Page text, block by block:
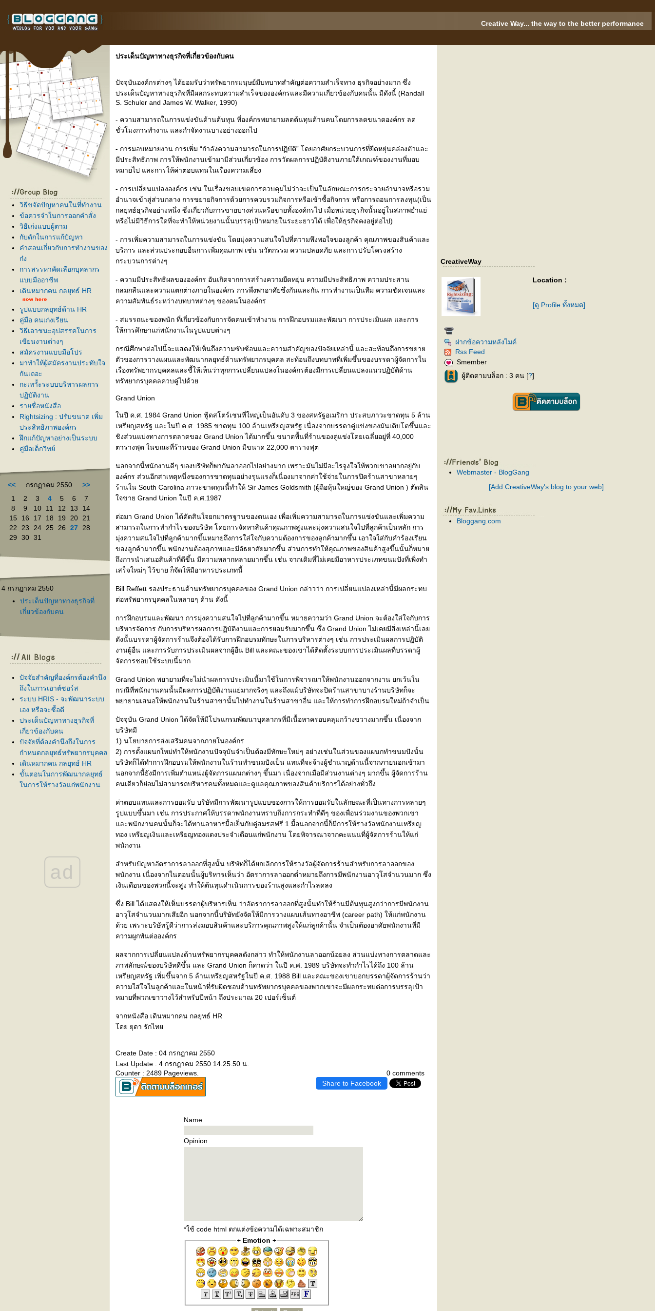
Creative Way... the way to the better performance
วิธีขจัดปัญหาคนในที่ทำงาน
ข้อควรจำในการออกคำสั่ง
วิธีเก่งแบบผู้ตาม
กับดักในการแก้ปัญหา
คำสอนเกี่ยวกับการทำงานของ
ก๋ง
การสรรหาคัดเลือกบุคลากร
บบมืออาชีพ
เดินหมากคน กลยุทธ์ HR
รูปแบบกลยุทธ์ด้าน HR
คู่มือ คนเก่งเรียน
วิธีเอาชนะอุปสรรคในการ
เขียนงานต่างๆ
สมัครงานแบบมือโปร
มาทำให้ผู้สมัครงานประทับใจ
กันเถอะ
กะเทาััะระบบบริหารผลการ
ปฏิบัติงาน
รายชื่อหนังสือ
Rightsizing : ปรับขนาด เพิ่ม
ประสิทธิภาพองค์กร
ฝึกแก้ปัญหาอย่างเป็นระบบ
คู่มือเด็กวิทย์
<< กรกฏาคม 2550
>>
1
2 3 4 5 6
7
8
9 10 11 12 13
14
15
16 17 18 19 20
21
22
23 24 25 26 27
28
29
30 31
4 กรกฏาคม 2550
ประเด็นปัญหาทางธุรกิจที่
เกี่ยวข้องกับคน
ปัจจัยสำคัญที่องค์กรต้องคำนึง
ถึงในการเอาต์ซอร์ส
ระบบ HRIS - จะพัฒนาระบบ
เอง หรือจะซื้อดี
ประเด็นปัญหาทางธุรกิจที่
เกี่ยวข้องกับคน
ปัจจัยที่ต้องคำนึงถึงในการ
กำหนดกลยุทธ์ทรัพยากรบุคคล
เดินหมากคน กลยุทธ์ HR
ขั้นตอนในการพัฒนากลยุทธ์
นการให้รางวัลแก่พนักงาน
ad
ประเด็นปัญหาทางธุรกิจที่เกี่ยวข้องกับคน
ปัจจุบันองค์กรต่างๆ ได้ยอมรับว่าทรัพยากรมนุษย์มีบทบาทสำคัญต่อความสำเร็จทาง ธุรกิจอย่างมาก ซึ่ง
ประเด็นปัญหาทางธุรกิจที่มีผลกระทบความสำเร็จขององค์กรและมีความเกี่ยวข้องกับคนนั้น มีดังนี้ (Randall
S. Schuler and James W. Walker, 1990)
- ความสามารถในการแข่งขันด้านต้นทุน ที่องค์กรพยายามลดต้นทุนด้านคนโดยการลดขนาดองค์กร ลด
ชั่วโมงการทำงาน และกำจัดงานบางอย่างออกไป
- การมอบหมายงาน การเพิ่ม “กำลังความสามารถในการปฏิบัติ” โดยอาศัยกระบวนการที่ยืดหยุ่นคล่องตัวและ
มีประสิทธิภาพ การให้พนักงานเข้ามามีส่วนเกี่ยวข้อง การวัดผลการปฏิบัติงานภายใต้เกณฑ์ของงานที่มอบ
หมายไป และการให้ค่าตอบแทนในเรื่องความเสี่ยง
- การเปลี่ยนแปลงองค์กร เช่น ในเรื่องขอบเขตการควบคุมไม่ว่าจะเป็นในลักษณะการกระจายอำนาจหรือรวม
อำนาจเข้าสู่ส่วนกลาง การขยายกิจการด้วยการควบรวมกิจการหรือเข้าซื้อกิจการ หรือการถอนการลงทุน(เป็น
กลยุทธ์ธุรกิจอย่างหนึ่ง ซึ่งเกี่ยวกับการขายบางส่วนหรือขายทั้งองค์กรไป เมื่อหน่วยธุรกิจนั้นอยู่ในสภาพย่ำแย่
หรือไม่มีวิธีการใดที่จะทำให้หน่วยงานนั้นบรรลุเป้าหมายในระยะยาวได้ เพื่อให้ธุรกิจคงอยู่ต่อไป)
- การเพิ่มความสามารถในการแข่งขัน โดยมุ่งความสนใจไปที่ความพึงพอใจของลูกค้า คุณภาพของสินค้าและ
บริการ และส่วนประกอบอื่นการเพิ่มคุณภาพ เช่น นวัตกรรม ความปลอดภัย และการปรับโครงสร้าง
กระบวนการต่างๆ
- ความมีประสิทธิผลขององค์กร อันเกิดจากการสร้างความยืดหยุ่น ความมีประสิทธิภาพ ความประสาน
กลมกลืนและความแตกต่างภายในองค์กร การพึ่งพาอาศัยซึ่งกันและกัน การทำงานเป็นทีม ความชัดเจนและ
ความสัมพันธ์ระหว่างบทบาทต่างๆ ของคนในองค์กร
- สมรรถนะของพนัก ที่เกี่ยวข้องกับการจัดคนเข้าทำงาน การฝึกอบรมและพัฒนา การประเมินผล และการ
ห้การศึกษาแก่พนักงานในรูปแบบต่างๆ
กรณีศึกษาต่อไปนี้จะแสดงให้เห็นถึงความซับซ้อนและความสำคัญของปัจจัยเหล่านี้ และสะท้อนถึงการขยา
ตัวของการวางแผนและพัฒนากลยุทธ์ด้านทรัพยากรบุคคล สะท้อนถึงบทบาทที่เพิ่มขึ้นของบรรดาผู้จัดการใน
เรื่องทรัพยากรบุคคลและชี้ให้เห็นว่าทุกการเปลี่ยนแปลงในองค์กรต้องมีการเปลี่ยนแปลงแนวปฏิบัติด้าน
ทรัพยากรบุคคลควบคู่ไปด้ว
Grand Union
นปี ค.ศ. 1984 Grand Union ฟู้ดสโตร์เชนที่ใหญ่เป็นอันดับ 3 ของสหรัฐอเมริกา ประสบภาวะขาดทุน 5 ล้าน
เหรียญสหรัฐ และในปี ค.ศ. 1985 ขาดทุน 100 ล้านเหรียญสหรัฐ เนื่องจากบรรดาคู่แข่งของมันเติบโตขึ้นและ
ชิงส่วนแบ่งทางการตลาดของ Grand Union ได้มากขึ้น ขนาดพื้นที่ร้านของคู่แข่งโดยเฉลี่ยอยู่ที่ 40,000
ตารางฟุต ในขณะที่ร้านของ Grand Union มีขนาด 22,000 ตารางฟุต
นอกจากนี้พนักงานดีๆ ของบริษัทก็พากันลาออกไปอย่างมาก เพราะมันไม่มีอะไรจูงใจให้พวกเขาอยากอยู่กับ
องค์กร ส่วนอีกสาเหตุหนึ่งของการขาดทุนอย่างรุนแรงก็เนื่องมาจากค่าใช้จ่ายในการปิดร้านสาขาหลายๆ
ร้านใน South Carolina ภาวะขาดทุนนี้ทำให้ Sir James Goldsmith (ผู้ถือหุ้นใหญ่ของ Grand Union ) ตัดสิน
จขาย Grand Union ในปี ค.ศ.1987
ต่อมา Grand Union ได้ตัดสินใจยกมาตรฐานของตนเอง เพื่อเพิ่มความสามารถในการแข่งขันและเพิ่มความ
สามารถในการทำกำไรของบริษัท โดยการจัดหาสินค้าคุณภาพสูงและมุ่งความสนใจไปที่ลูกค้าเป็นหลัก การ
มุ่งความสนใจไปที่ลูกค้ามากขึ้นหมายถึงการใส่ใจกับความต้องการของลูกค้ามากขึ้น เอาใจใส่กับคำร้องเรียน
ของลูกค้ามากขึ้น พนักงานต้องสุภาพและมีอัธยาศัยมากขึ้น ส่วนการทำให้คุณภาพของสินค้าสูงขึ้นนั้นก็หมา
ถึงการนำเสนอสินค้าที่ดีขึ้น มีความหลากหลายมากขึ้น เช่น จากเดิมที่ไม่เคยมีอาหารประเภทขนมปังที่เพิ่งทำ
เสร็จใหม่ๆ ไว้ขาย ก็จัดให้มีอาหารประเภทนี้
Bill Reffett รองประธานด้านทรัพยากรบุคคลของ Grand Union กล่าวว่า การเปลี่ยนแปลงเหล่านี้มีผลกระทบ
ต่อทรัพยากรบุคคลในหลายๆ ด้าน ดังนี้
การฝึกอบรมและพัฒนา การมุ่งความสนใจไปที่ลูกค้ามากขึ้น หมายความว่า Grand Union จะต้องใส่ใจกับการ
บริหารจัดการ กับการบริหารผลการปฏิบัติงานและการยอมรับมากขึ้น ซึ่ง Grand Union ไม่เคยมีสิ่งเหล่านี้เล
ดังนั้นบรรดาผู้จัดการร้านจึงต้องได้รับการฝึกอบรมทักษะในการบริหารต่างๆ เช่น การประเมินผลการปฏิบัติ
งานผู้อื่น และการรับการประเมินผลจากผู้อื่น Bill และคณะของเขาได้ติดตั้งระบบการประเมินผลที่บรรดาผู้
จัดการชอบใช้ระบบนี้มาก
Grand Union พยายามที่จะไม่นำผลการประเมินนี้มาใช้ในการพิจารณาให้พนักงานออกจากงาน ยกเว้นใน
กรณีที่พนักงานคนนั้นมีผลการปฏิบัติงานแย่มากจริงๆ และถึงแม้บริษัทจะปิดร้านสาขาบางร้านบริษัทก็จะ
พยายามเสนอให้พนักงานในร้านสาขานั้นไปทำงานในร้านสาขาอื่น และให้การทำการฝึกอบรมใหม่ถ้าจำเป็น
ปัจจุบัน Grand Union ได้จัดให้มีโปรแกรมพัฒนาบุคลากรที่มีเนื้อหาครอบคลุมกว้างขวางมากขึ้น เนื่องจาก
บริษัทมี
1) นโยบายการส่งเสริมคนจากภายในองค์กร
2) การตั้งแผนกใหม่ทำให้พนักงานปัจจุบันจำเป็นต้องมีทักษะใหม่ๆ อย่างเช่นในส่วนของแผนกทำขนมปังนั้น
บริษัทก็ได้ทำการฝึกอบรมให้พนักงานในร้านทำขนมปังเป็น แทนที่จะจ้างผู้ชำนาญด้านนี้จากภายนอกเข้ามา
นอกจากนี้ยังมีการเพิ่มตำแหน่งผู้จัดการแผนกต่างๆ ขึ้นมา เนื่องจากเมื่อมีส่วนงานต่างๆ มากขึ้น ผู้จัดการร้าน
คนเดียวก็ย่อมไม่สามารถบริหารคนทั้งหมดและดูแลคุณภาพของสินค้าบริการได้อย่างทั่วถึง
ค่าตอบแทนและการยอมรับ บริษัทมีการพัฒนารูปแบบของการให้การยอมรับในลักษณะที่เป็นทางการหลายๆ
รูปแบบขึ้นมา เช่น การประกาศให้บรรดาพนักงานทราบถึงการกระทำที่ดีๆ ของเพื่อนร่วมงานของพวกเขา
ละพนักงานคนนั้นก็จะได้ทานอาหารมื้อเย็นกับคู่สมรสฟรี 1 มื้อนอกจากนี้ก็มีการให้รางวัลพนักงานเหรียญ
ทอง เหรียญเงินและเหรียญทองแดงประจำเดือนแก่พนักงาน โดยพิจารณาจากคะแนนที่ผู้จัดการร้านให้แก่
พนักงาน
สำหรับปัญหาอัตราการลาออกที่สูงนั้น บริษัทก็ได้ยกเลิกการให้รางวัลผู้จัดการร้านสำหรับการลาออกของ
พนักงาน เนื่องจากในตอนนั้นผู้บริหารเห็นว่า อัตราการลาออกต่ำหมายถึงการมีพนักงานอาวุโสจำนวนมาก ซึ่ง
เงินเดือนของพวกนี้จะสูง ทำให้ต้นทุนดำเนินการของร้านสูงและกำไรลดลง
ซึ่ง Bill ได้แสดงให้เห็นบรรดาผู้บริหารเห็น ว่าอัตราการลาออกที่สูงนั้นทำให้ร้านมีต้นทุนสูงกว่าการมีพนักงาน
อาวุโสจำนวนมากเสียอีก นอกจากนี้บริษัทยังจัดให้มีการวางแผนเส้นทางอาชีพ (career path) ให้แก่พนักงาน
ด้วย เพราะบริษัทรู้ดีว่าการส่งมอบสินค้าและบริการคุณภาพสูงให้แก่ลูกค้านั้น จำเป็นต้องอาศัยพนักงานที่มี
ความผูกพันต่อองค์กร
ผลจากการเปลี่ยนแปลงด้านทรัพยากรบุคคลดังกล่าว ทำให้พนักงานลาออกน้อยลง ส่วนแบ่งทางการตลาดและ
ภาพลักษณ์ของบริษัทดีขึ้น และ Grand Union ก็คาดว่า ในปี ค.ศ. 1989 บริษัทจะทำกำไรได้ถึง 100 ล้าน
เหรียญสหรัฐ เพิ่มขึ้นจาก 5 ล้านเหรียญสหรัฐในปี ค.ศ. 1988 Bill และคณะของเขาบอกบรรดาผู้จัดการร้านว่า
ความใส่ใจในลูกค้าและในหน้าที่รับผิดชอบด้านทรัพยากรบุคคลของพวกเขาจะมีผลกระทบต่อการบรรลุเป้า
หมายที่พวกเขาวางไว้สำหรับปีหน้า ถึงประมาณ 20 เปอร์เซ็นต์
จากหนังสือ เดินหมากคน กลยุทธ์ HR
ดย ยุดา รักไท
Create Date : 04 กรกฎาคม 2550
Last Update : 4 กรกฎาคม 2550 14:25:50 น.
0 comments
Counter : 2489 Pageviews.
Share to Facebook
Name
Opinion
*ใช้ code html ตกแต่งข้อความได้เฉพาะสมาชิก
+ Emotion +
CreativeWay
Location :
[ดู Profile ทั้งหมด]
ฝากข้อความหลังไมค์
Rss Feed
Smember
ผู้ติดตามบล็อก : 3 คน [?]
Webmaster - BlogGang
[Add CreativeWay's blog to your web]
Bloggang.com